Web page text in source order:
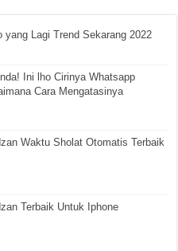
Lagi Trend Sekarang 2022
Ini lho Cirinya Whatsapp
Cara Mengatasinya
Waktu Sholat Otomatis Terbaik
Terbaik Untuk Iphone